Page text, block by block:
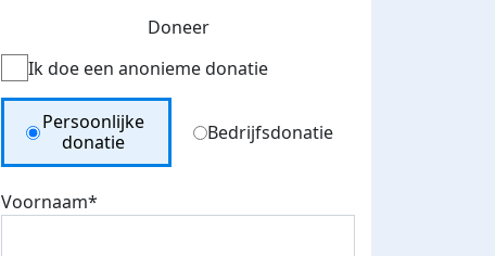
Doneer
Ik doe een anonieme donatie
Donation Type
Persoonlijke
donatie
Bedrijfsdonatie
Voornaam*